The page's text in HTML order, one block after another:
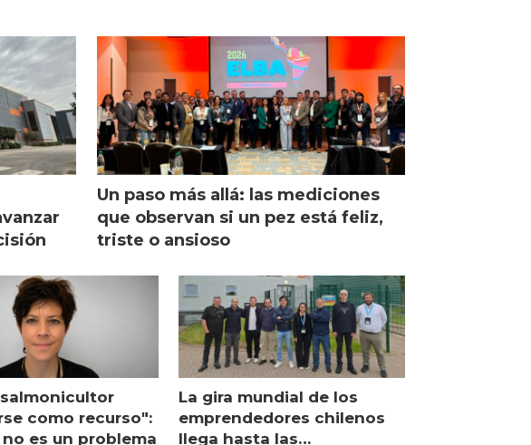
Un paso más allá: las mediciones
que observan si un pez está feliz,
triste o ansioso
como recurso":
no es un problema
La gira mundial de los
emprendedores chilenos
llega hasta las